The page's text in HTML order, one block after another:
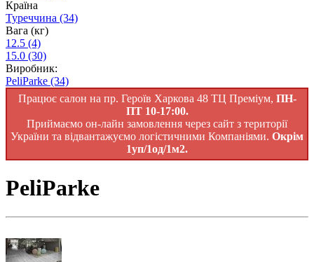
Країна
Туреччина (34)
Вага (кг)
12.5 (4)
15.0 (30)
Виробник:
PeliParke (34)
Працює салон на пр. Героїв Харкова 48 ТЦ Преміум, ПН-
ПТ 10-17:00.
Приймаємо он-лайн замовлення через сайт з території
України та відвантажуємо логістичними Компаніями. Окрім
1уп/1од/1м2.
PeliParke